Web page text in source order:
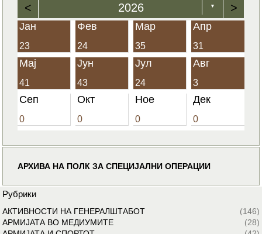
< 2026 ▼ >
Јан
23
Фев
24
Мар
35
Апр
31
Мај
41
Јун
43
Јул
24
Авг
3
Сеп
0
Окт
0
Ное
0
Дек
0
АРХИВА НА ПОЛК ЗА СПЕЦИЈАЛНИ ОПЕРАЦИИ
Рубрики
АКТИВНОСТИ НА ГЕНЕРАЛШТАБОТ
(146)
АРМИЈАТА ВО МЕДИУМИТЕ
(28)